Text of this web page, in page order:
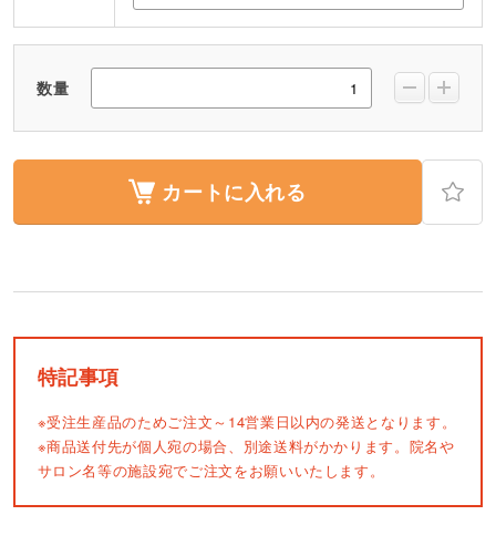
数量
カートに入れる
特記事項
※受注生産品のためご注文～14営業日以内の発送となります。
※商品送付先が個人宛の場合、別途送料がかかります。院名や
サロン名等の施設宛でご注文をお願いいたします。